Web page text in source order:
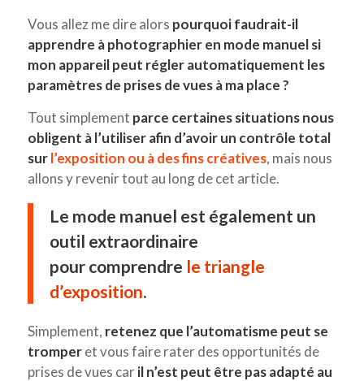
Vous allez me dire alors pourquoi faudrait-il
apprendre à photographier en mode manuel si
mon appareil peut régler automatiquement les
paramètres de prises de vues à ma place ?
Tout simplement parce certaines situations nous
obligent à l’utiliser afin d’avoir un contrôle total
surl’exposition ou à des fins créatives, mais nous
allons y revenir tout au long de cet article.
Le mode manuel est également un
outil extraordinaire
pour comprendre le triangle
d’exposition.
Simplement, retenez que l’automatisme peut se
tromperet vous faire rater des opportunités de
prises de vues caril n’est peut être pas adapté au